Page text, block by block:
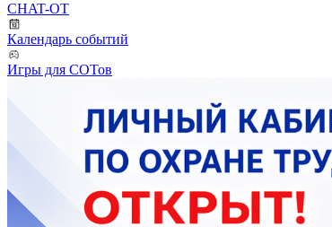
CHAT-OT
Календарь событий
Игры для СОТов